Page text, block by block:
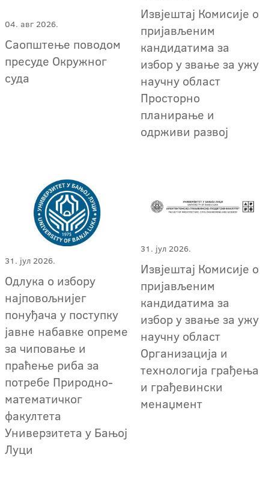
04. авг 2026.
Саопштење поводом
пресуде Окружног
суда
Извјештај Комисије о
пријављеним
кандидатима за
избор у звање за ужу
научну област
Просторно
планирање и
одрживи развој
31. јул 2026.
Одлука о избору
најповољнијег
понуђача у поступку
јавне набавке опреме
за чиповање и
праћење риба за
потребе Природно-
математичког
факултета
Универзитета у Бањој
Луци
31. јул 2026.
Извјештај Комисије о
пријављеним
кандидатима за
избор у звање за ужу
научну област
Организација и
технологија грађења
и грађевински
менаџмент